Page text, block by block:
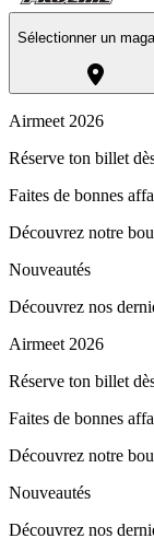
Sélectionner un
Airmeet 2026
Réserve ton billet
Faites de bonnes
Découvrez notre
Nouveautés
Découvrez nos
Airmeet 2026
Réserve ton billet
Faites de bonnes
Découvrez notre
Nouveautés
Découvrez nos